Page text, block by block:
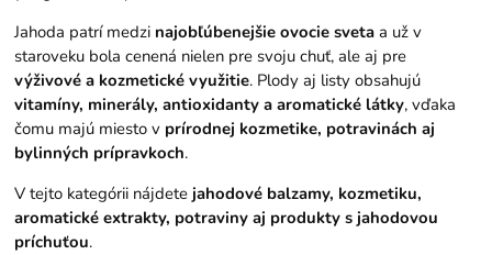
Jahoda patrí medzi najobľúbenejšie ovocie sveta a už v
staroveku bola cenená nielen pre svoju chuť, ale aj pre
výživové a kozmetické využitie. Plody aj listy obsahujú
vitamíny, minerály, antioxidanty a aromatické látky, vďaka
čomu majú miesto v prírodnej kozmetike, potravinách aj
bylinných prípravkoch.
V tejto kategórii nájdete jahodové balzamy, kozmetiku,
aromatické extrakty, potraviny aj produkty s jahodovou
príchuťou.